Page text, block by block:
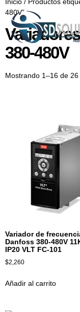
480V”
380-480V
Mostrando 1–16 de
Variador de
Danfoss 380-480V
IP20 VLT FC-101
$2,260
Añadir al carrito